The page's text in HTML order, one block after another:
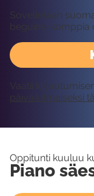
Sovelletaan
beguine-
Vaatii
päivää ilmaiseksi
Oppitunti kuuluu
Piano